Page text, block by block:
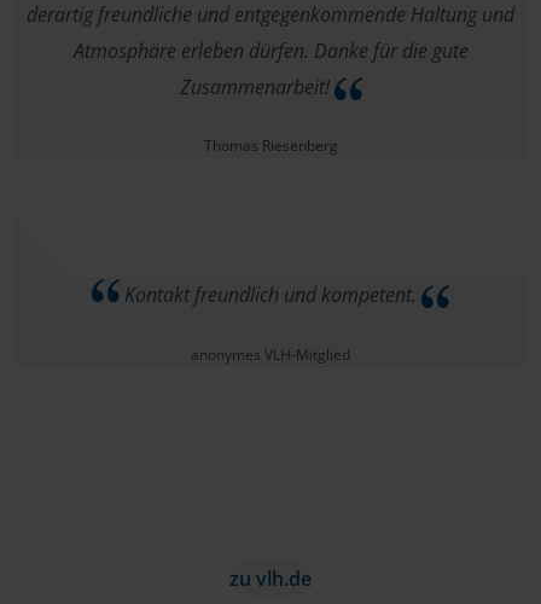
derartig freundliche und entgegenkommende Haltung und
Atmosphäre erleben dürfen. Danke für die gute
Zusammenarbeit!
Thomas Riesenberg
Kontakt freundlich und kompetent.
anonymes VLH-Mitglied
zu vlh.de